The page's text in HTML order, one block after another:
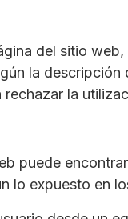
del sitio
la
la
puede
lo expuesto en